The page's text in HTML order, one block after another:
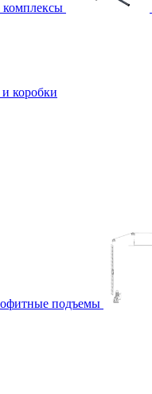
комплексы
коробки
подъемы